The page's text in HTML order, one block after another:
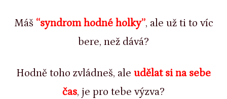
Máš “syndrom hodné holky”, ale už ti to víc
bere, než dává?
Hodně toho zvládneš, ale udělat si na sebe
čas, je pro tebe výzva?